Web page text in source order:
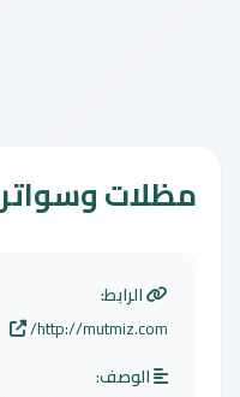
مظلات
الرابط:
http://mutmiz.com/
الوصف: